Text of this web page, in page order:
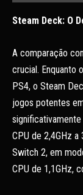
Steam Deck: O
A comparação
crucial. Enquanto
PS4, o Steam
jogos potentes
significativamente
CPU de 2,4GHz
Switch 2, em
CPU de 1,1GHz,